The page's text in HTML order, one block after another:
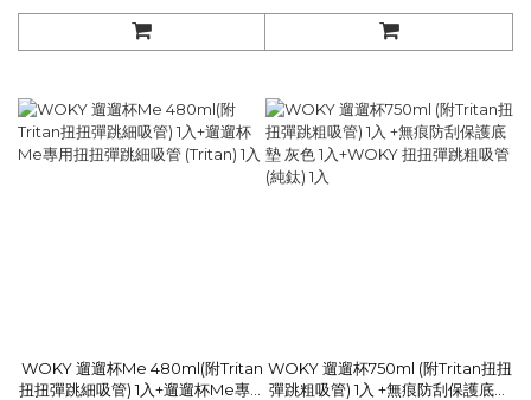
WOKY 遛遛杯Me 480ml(附Tritan
扭扭彈跳細吸管) 1入+遛遛杯Me專用
WOKY 遛遛杯750ml (附Tritan扭扭
彈跳粗吸管) 1入 +無痕防刮保護底墊